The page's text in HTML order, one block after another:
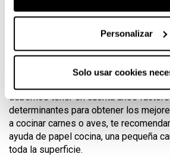
Personalizar
Solo usar cookies
Los canales interiores permiten
alimentos se cocinen de forma
efecto hervido del menaje
Modo de empleo y
debemos tener en cuenta unos
determinantes para obtener los
a cocinar carnes o aves, te
ayuda de papel cocina, una pequeña
toda la superficie.